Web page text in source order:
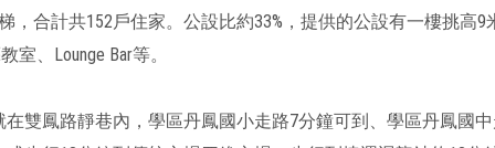
，合計共152戶住家。公設比約33%，提供的公設有一樓挑高
室、Lounge Bar等。
在雙鳳路靜巷內，學區丹鳳國小走路7分鐘可到、學區丹鳳國